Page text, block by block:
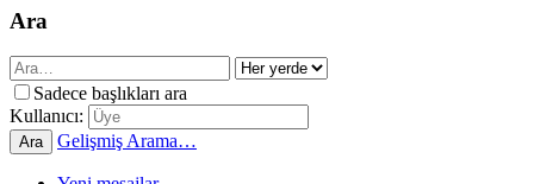
Ara
Sadece başlıkları ara
Kullanıcı:
Ara Gelişmiş Arama…